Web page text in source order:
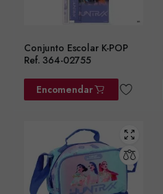
Conjunto Escolar K-POP
Ref. 364-02755
Encomendar